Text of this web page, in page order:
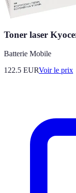
Toner laser
Batterie Mobile
122.5 EURVoir le prix